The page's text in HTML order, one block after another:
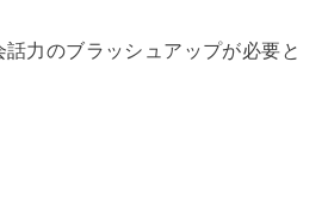
力のブラッシュアップが必要と